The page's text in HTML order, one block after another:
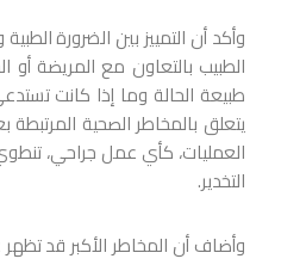
وأكد أن التمييز بين الضرورة
الطبيب بالتعاون مع المريضة
طبيعة الحالة وما إذا كانت
يتعلق بالمخاطر الصحية
العمليات، كأي عمل جراحي،
التخدير.
وأضاف أن المخاطر الأكبر قد